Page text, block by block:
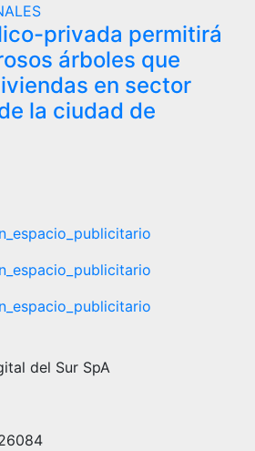
privada permitirá
árboles que
en sector
la ciudad de
del Sur SpA